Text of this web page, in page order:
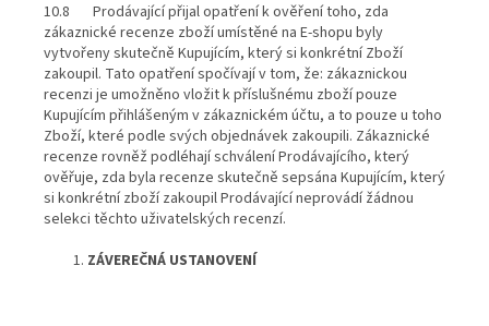
10.8 Prodávající přijal opatření k ověření toho, zda
zákaznické recenze zboží umístěné na E-shopu byly
vytvořeny skutečně Kupujícím, který si konkrétní Zboží
zakoupil. Tato opatření spočívají v tom, že: zákaznickou
recenzi je umožněno vložit k příslušnému zboží pouze
Kupujícím přihlášeným v zákaznickém účtu, a to pouze u toho
Zboží, které podle svých objednávek zakoupili. Zákaznické
recenze rovněž podléhají schválení Prodávajícího, který
ověřuje, zda byla recenze skutečně sepsána Kupujícím, který
si konkrétní zboží zakoupil Prodávající neprovádí žádnou
selekci těchto uživatelských recenzí.
ZÁVEREČNÁ USTANOVENÍ